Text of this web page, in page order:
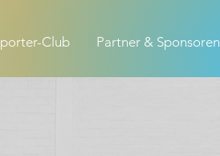
Club Partner & Sponsoren